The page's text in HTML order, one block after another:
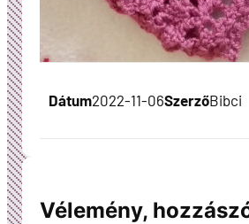
Dátum2022-11-06SzerzőBibci
Vélemény,